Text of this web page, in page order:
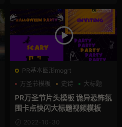
PR基本图形mogrt
万圣节模板
史诗 大标题
PR万圣节片头模板 诡异恐怖氛
围卡点快闪大标题视频模板
2022-10-30